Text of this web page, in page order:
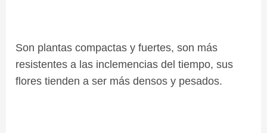
Son plantas compactas y fuertes, son más
resistentes a las inclemencias del tiempo, sus
flores tienden a ser más densos y pesados.